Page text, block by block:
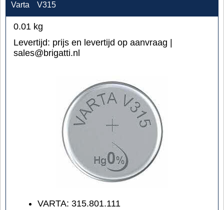
Varta V315
0.01 kg
Levertijd: prijs en levertijd op aanvraag |
sales@brigatti.nl
VARTA: 315.801.111